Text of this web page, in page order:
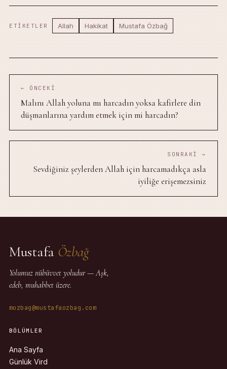
ETIKETLER Allah Hakikat Mustafa Özbağ
← ÖNCEKI
Malını Allah yoluna mı harcadın yoksa kafirlere din
düşmanlarına yardım etmek için mi harcadın?
SONRAKI →
Sevdiğiniz şeylerden Allah için harcamadıkça asla
iyiliğe erişemezsiniz
Mustafa Özbağ
Yolumuz nübüvvet yoludur — Aşk,
edeb, muhabbet üzere.
mozbag@mustafaozbag.com
BÖLÜMLER
Ana Sayfa
Günlük Vird